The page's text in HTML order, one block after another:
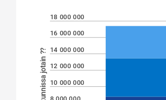
18 000 000
16 000 000
14 000 000
12 000 000
10 000 000